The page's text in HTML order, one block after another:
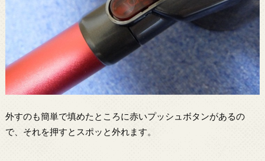
外すのも簡単で填めたところに赤いプッシュボタンがあるの
で、それを押すとスポッと外れます。